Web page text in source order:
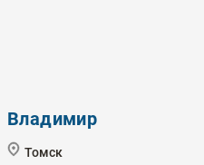
Владимир
Томск